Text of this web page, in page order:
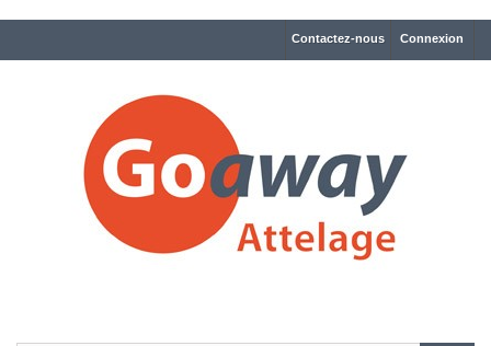
Connexion
Contactez-nous